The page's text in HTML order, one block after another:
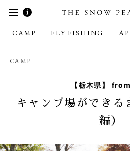
CAMP FLY FISHING
CAMP
【栃木県】
キャンプ場ができる
編）